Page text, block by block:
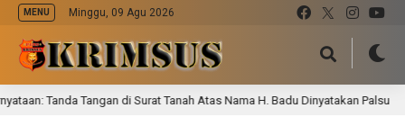
MENU Minggu, 09 Agu 2026
Tanda Tangan di Surat Tanah Atas Nama H. Badu Dinyatakan Palsu